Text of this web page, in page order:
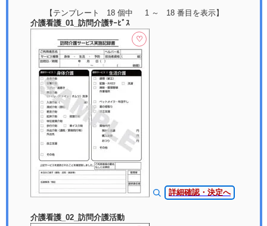
【テンプレート 18 個中 1 ～ 18 番目を表示】
介護看護_01_訪問介護ｻｰﾋﾞｽ
♡
詳細確認・決定へ
介護看護_02_訪問介護活動